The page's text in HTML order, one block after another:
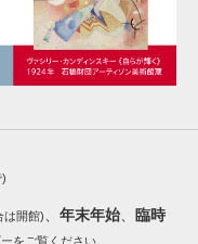
は開館) 年末年始
臨時
をご覧ください。